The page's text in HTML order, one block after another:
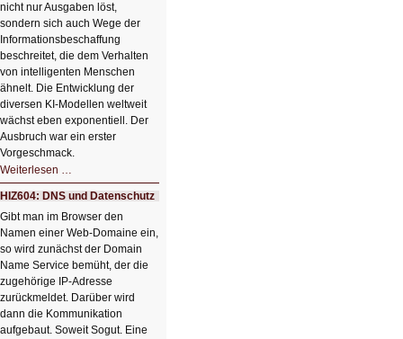
nicht nur Ausgaben löst,
sondern sich auch Wege der
Informationsbeschaffung
beschreitet, die dem Verhalten
von intelligenten Menschen
ähnelt. Die Entwicklung der
diversen KI-Modellen weltweit
wächst eben exponentiell. Der
Ausbruch war ein erster
Vorgeschmack.
Weiterlesen …
Der
Ausbruch
der
KI
HIZ604: DNS und Datenschutz
Gibt man im Browser den
Namen einer Web-Domaine ein,
so wird zunächst der Domain
Name Service bemüht, der die
zugehörige IP-Adresse
zurückmeldet. Darüber wird
dann die Kommunikation
aufgebaut. Soweit Sogut. Eine